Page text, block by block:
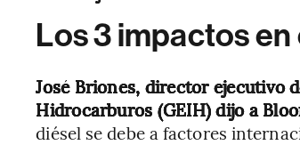
Los 3 impactos
José Briones, director ejecutivo
Hidrocarburos (GEIH) dijo a
diésel se debe a factores